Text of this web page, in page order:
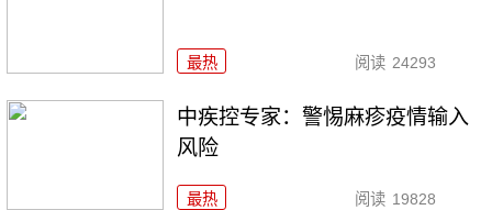
最热 阅读 24293
中疾控专家：警惕麻疹疫情输入
风险
最热 阅读 19828